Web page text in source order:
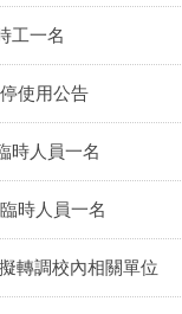
工一名
使用公告
時人員一名
時人員一名
轉調校內相關單位